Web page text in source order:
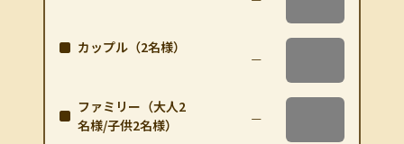
カップル（2名様）
ファミリー（大人2
名様/子供2名様）